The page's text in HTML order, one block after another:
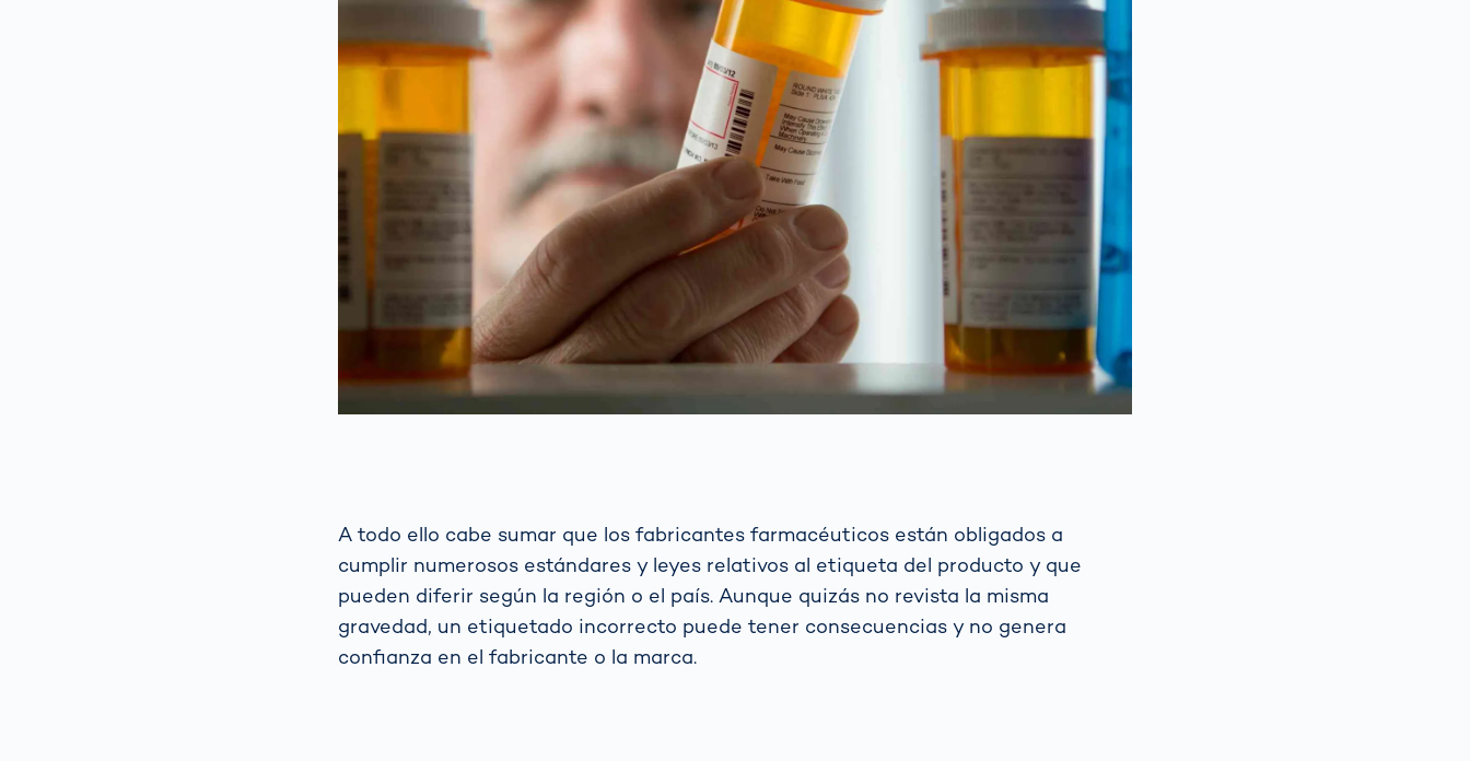
A todo ello cabe sumar que los fabricantes farmacéuticos están obligados a
cumplir numerosos estándares y leyes relativos al etiqueta del producto y que
pueden diferir según la región o el país. Aunque quizás no revista la misma
gravedad, un etiquetado incorrecto puede tener consecuencias y no genera
confianza en el fabricante o la marca.